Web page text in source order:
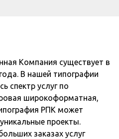
Компания существует в
В нашей типографии
спектр услуг по
широкоформатная,
РПК может
проекты.
заказах услуг